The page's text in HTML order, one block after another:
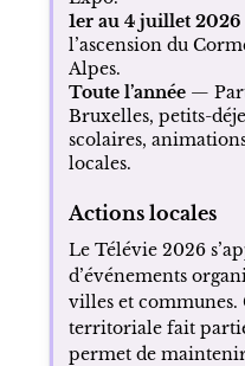
1er au 4 juillet 2026
l’ascension du
Alpes.
Toute l’année—
Bruxelles, petits-
scolaires,
locales.
Actions locales
Le Télévie 2026
d’événements
villes et
territoriale fait
permet de